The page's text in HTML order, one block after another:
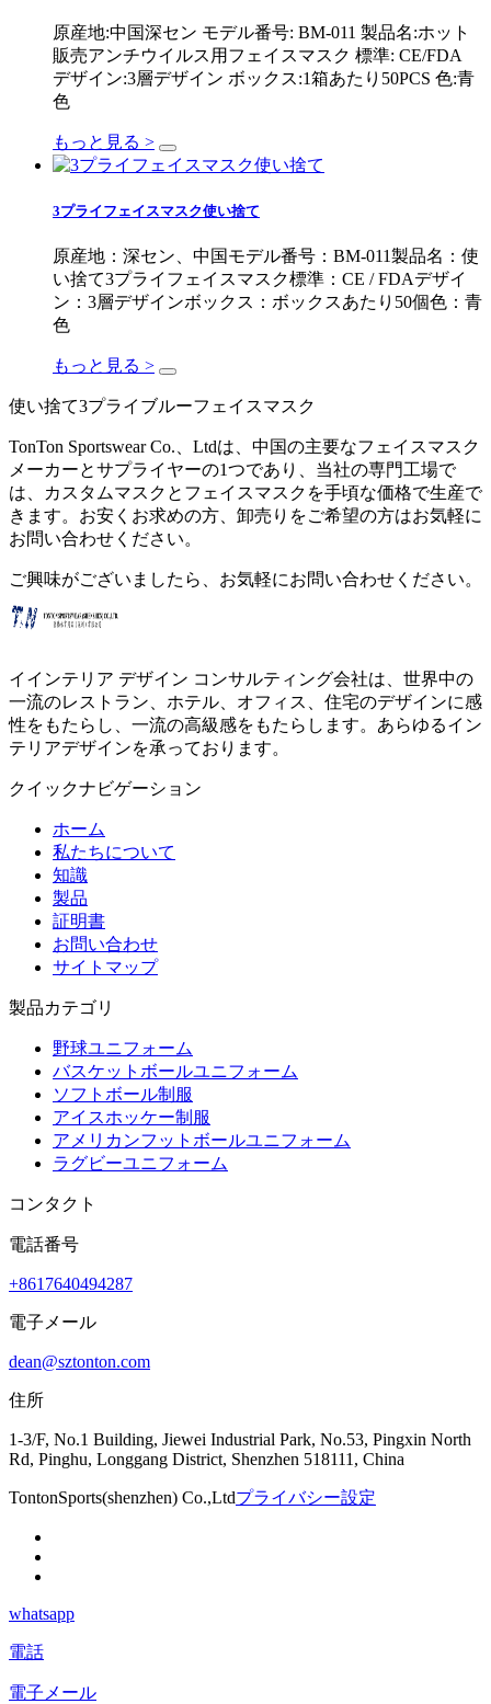
原産地:中国深セン モデル番号: BM-011 製品名:ホット
販売アンチウイルス用フェイスマスク 標準: CE/FDA
デザイン:3層デザイン ボックス:1箱あたり50PCS 色:青
色
もっと見る >
3プライフェイスマスク使い捨て
原産地：深セン、中国モデル番号：BM-011製品名：使
い捨て3プライフェイスマスク標準：CE / FDAデザイ
ン：3層デザインボックス：ボックスあたり50個色：青
色
もっと見る >
使い捨て3プライブルーフェイスマスク
TonTon Sportswear Co.、Ltdは、中国の主要なフェイスマスク
メーカーとサプライヤーの1つであり、当社の専門工場で
は、カスタムマスクとフェイスマスクを手頃な価格で生産で
きます。お安くお求めの方、卸売りをご希望の方はお気軽に
お問い合わせください。
ご興味がございましたら、お気軽にお問い合わせください。
イインテリア デザイン コンサルティング会社は、世界中の
一流のレストラン、ホテル、オフィス、住宅のデザインに感
性をもたらし、一流の高級感をもたらします。あらゆるイン
テリアデザインを承っております。
クイックナビゲーション
ホーム
私たちについて
知識
製品
証明書
お問い合わせ
サイトマップ
製品カテゴリ
野球ユニフォーム
バスケットボールユニフォーム
ソフトボール制服
アイスホッケー制服
アメリカンフットボールユニフォーム
ラグビーユニフォーム
コンタクト
電話番号
+8617640494287
電子メール
dean@sztonton.com
住所
1-3/F, No.1 Building, Jiewei Industrial Park, No.53, Pingxin North
Rd, Pinghu, Longgang District, Shenzhen 518111, China
TontonSports(shenzhen) Co.,Ltdプライバシー設定
whatsapp
電話
電子メール